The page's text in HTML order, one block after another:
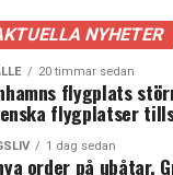
Lund, två nya spår
spårkorsning på
av fler
till dubbelspår mellan
NYHETER
20 timmar sedan
flygplats
flygplatser
1 dag sedan
order på ubåtar,